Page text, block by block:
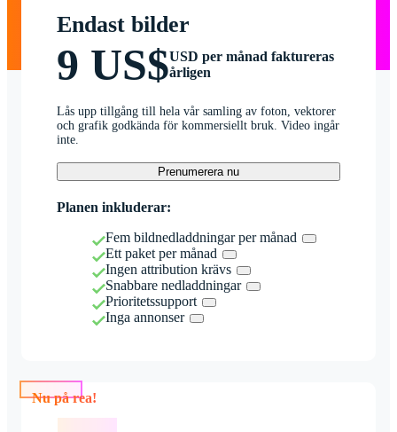
Endast bilder
9 US$USD per månad faktureras
årligen
Lås upp tillgång till hela vår samling av foton, vektorer
och grafik godkända för kommersiellt bruk. Video ingår
inte.
Prenumerera nu
Planen inkluderar:
Fem bildnedladdningar per månad
Ett paket per månad
Ingen attribution krävs
Snabbare nedladdningar
Prioritetssupport
Inga annonser
Nu på rea!